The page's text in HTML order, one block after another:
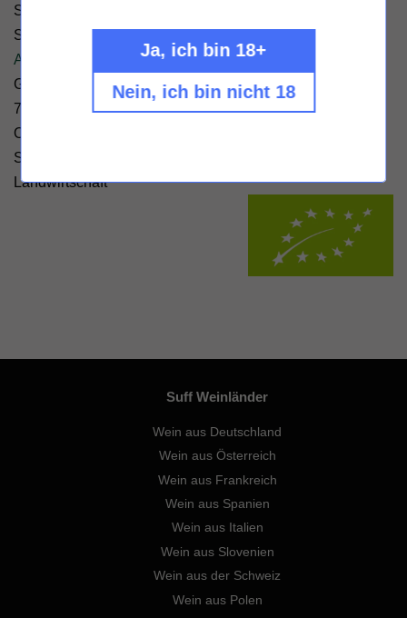
Spielarten der Meeresfrüchte.
Sagt dein Suffkopp Sylvain
Alle Weine von Stépahne Orieux
Geschmack: trocken - Zertifizierung: konv - Füllmenge:
750ml - Alkoholgehalt 12% Vol. - Hersteller: Stéphane
Orieux, La Touche, 44330 Vallet, Frankreich - Allergene:
Sulfite /
Landwirtschaft
Suff Weinländer
Wein aus Deutschland
Wein aus Österreich
Wein aus Frankreich
Wein aus Spanien
Wein aus Italien
Wein aus Slovenien
Wein aus der Schweiz
Wein aus Polen
Ja, ich bin 18+
Nein, ich bin nicht 18